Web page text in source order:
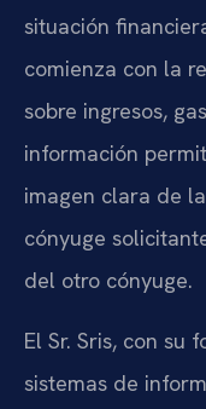
situación
comienza con la
sobre ingresos,
información
imagen clara de
cónyuge
del otro cónyuge.
El Sr. Sris, con su
sistemas de